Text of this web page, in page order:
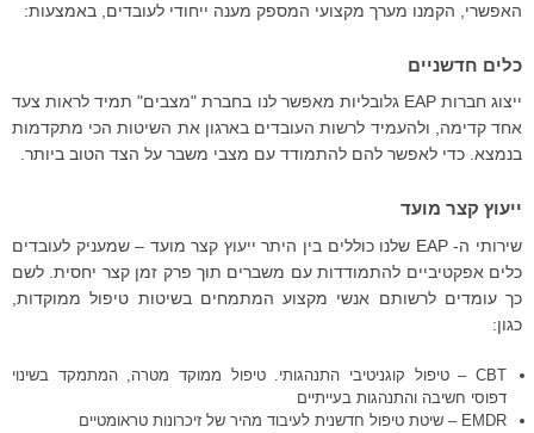
האפשרי, הקמנו מערך מקצועי המספק מענה ייחודי לעובדים, באמצעות:
כלים חדשניים
ייצוג חברות EAP גלובליות מאפשר לנו בחברת "מצבים" תמיד לראות צעד
אחד קדימה, ולהעמיד לרשות העובדים בארגון את השיטות הכי מתקדמות
בנמצא. כדי לאפשר להם להתמודד עם מצבי משבר על הצד הטוב ביותר.
ייעוץ קצר מועד
שירותי ה- EAP שלנו כוללים בין היתר ייעוץ קצר מועד – שמעניק לעובדים
כלים אפקטיביים להתמודדות עם משברים תוך פרק זמן קצר יחסית. לשם
כך עומדים לרשותם אנשי מקצוע המתמחים בשיטות טיפול ממוקדות,
כגון:
CBT – טיפול קוגניטיבי התנהגותי. טיפול ממוקד מטרה, המתמקד בשינוי
דפוסי חשיבה והתנהגות בעייתיים
EMDR – שיטת טיפול חדשנית לעיבוד מהיר של זיכרונות טראומטיים